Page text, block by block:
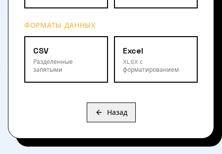
ФОРМАТЫ ДАННЫХ
CSV
Разделенные
запятыми
Excel
XLSX с
форматированием
Назад